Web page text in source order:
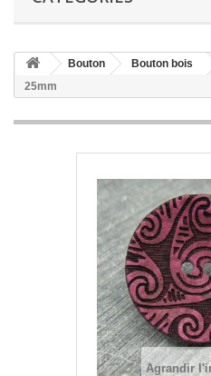
Bouton Bouton bois
25mm
Agrandir